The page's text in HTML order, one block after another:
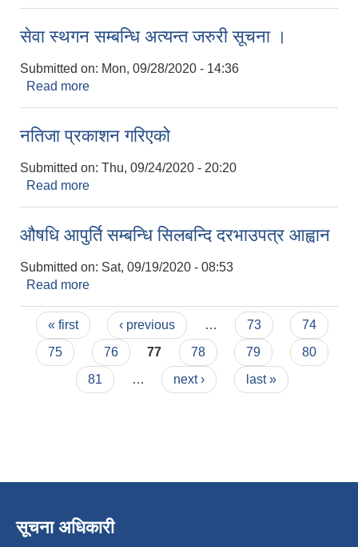
सेवा स्थगन सम्बन्धि अत्यन्त जरुरी सूचना ।
Submitted on: Mon, 09/28/2020 - 14:36
Read more
नतिजा प्रकाशन गरिएको
Submitted on: Thu, 09/24/2020 - 20:20
Read more
औषधि आपुर्ति सम्बन्धि सिलबन्दि दरभाउपत्र आह्वान
Submitted on: Sat, 09/19/2020 - 08:53
Read more
Pages
« first ‹ previous … 73
74
75
76 77 78 79
80
81
… next › last »
सूचना अधिकारी